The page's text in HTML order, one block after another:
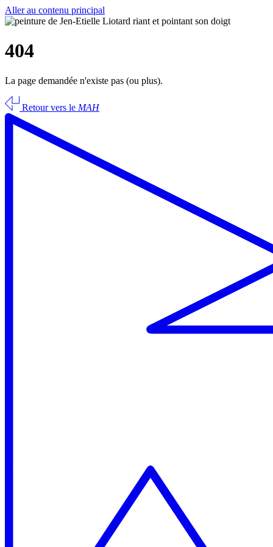
Aller au contenu principal
404
La page demandée n'existe pas (ou plus).
Retour vers le MAH